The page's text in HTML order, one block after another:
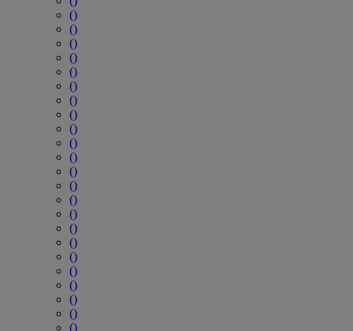
()
()
()
()
()
()
()
()
()
()
()
()
()
()
()
()
()
()
()
()
()
()
()